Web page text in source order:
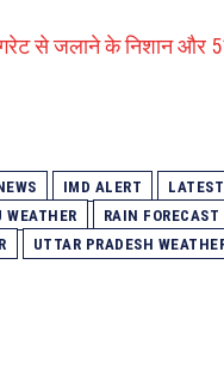
से जलाने के निशान और
IMD ALERT
WEATHER RAIN FORECAST
UTTAR PRADESH